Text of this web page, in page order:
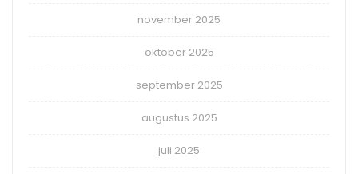
november 2025
oktober 2025
september 2025
augustus 2025
juli 2025